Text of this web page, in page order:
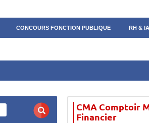
CONCOURS FONCTION PUBLIQUE RH & IA
CMA Comptoir
Financier